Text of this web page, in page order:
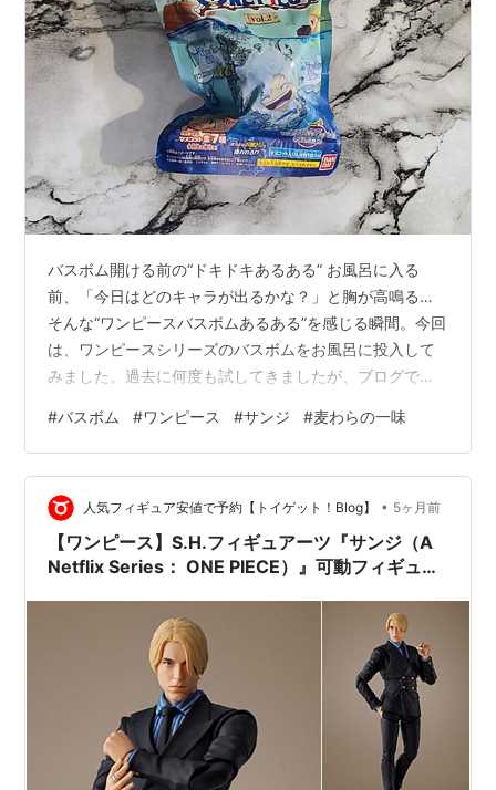
バスボム開ける前の“ドキドキあるある” お風呂に入る
前、「今日はどのキャラが出るかな？」と胸が高鳴る…
そんな“ワンピースバスボムあるある”を感じる瞬間。今回
は、ワンピースシリーズのバスボムをお風呂に投入して
みました。過去に何度も試してきましたが、ブログで紹
料理人・サンジです。 今までに獲得したキャラクター達
わくわくのバスボム投入 パッケージを開封すると、青く
て丸いバスボムと小さな樽が登場。バスボムの中にはキ
ャラクター1体と手配書が入っている仕組み。しかも、悪
魔の実の能力者なら沈んだまま、能力者でなければ浮か
ぶという遊び心のある設定付き。 期…
#バスボム #ワンピース #サンジ #麦わらの一味
人気フィギュア安値で予約【トイゲット！Blog】 • 5ヶ月前
【ワンピース】S.H.フィギュアーツ『サンジ（A
Netflix Series： ONE PIECE）』可動フィギュア